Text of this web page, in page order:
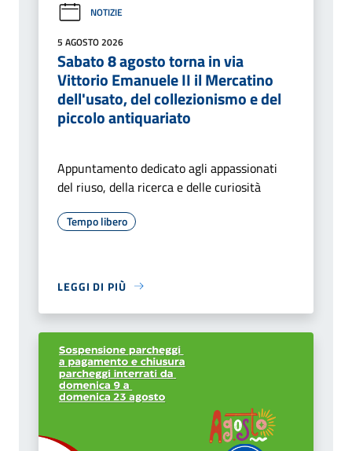
NOTIZIE
5 AGOSTO 2026
Sabato 8 agosto torna in via
Vittorio Emanuele II il Mercatino
dell'usato, del collezionismo e del
piccolo antiquariato
Appuntamento dedicato agli appassionati
del riuso, della ricerca e delle curiosità
Tempo libero
LEGGI DI PIÙ